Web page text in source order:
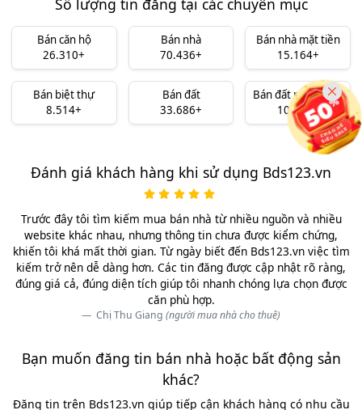
Số lượng tin đăng tại các chuyên mục
Bán căn hộ
26.310+
Bán nhà
70.436+
Bán nhà mặt tiền
15.164+
Bán biệt thự
8.514+
Bán đất
33.686+
Bán đất nền dự án
10.324+
Đánh giá khách hàng khi sử dụng Bds123.vn
Trước đây tôi tìm kiếm mua bán nhà từ nhiều nguồn và nhiều
website khác nhau, nhưng thông tin chưa được kiểm chứng,
khiến tôi khá mất thời gian. Từ ngày biết đến Bds123.vn việc tìm
kiếm trở nên dễ dàng hơn. Các tin đăng được cập nhật rõ ràng,
đúng giá cả, đúng diện tích giúp tôi nhanh chóng lựa chọn được
căn phù hợp.
Chị Thu Giang (người mua nhà cho thuê)
Bạn muốn đăng tin bán nhà hoặc bất động sản
khác?
Đăng tin trên Bds123.vn giúp tiếp cận khách hàng có nhu cầu